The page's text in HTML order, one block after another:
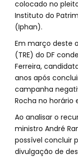
colocado no
Instituto do
(Iphan).
Em março deste
(TRE) do DF
Ferreira,
anos após
campanha
Rocha no horário
Ao analisar o
ministro André
possível concluir
divulgação de